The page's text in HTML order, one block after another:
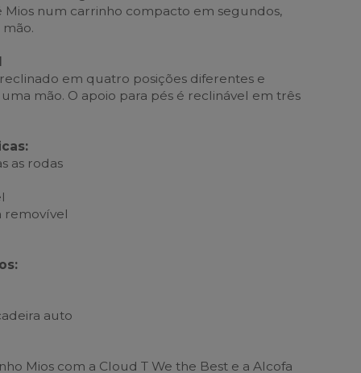
num carrinho compacto em segundos,
em quatro posições diferentes e
mão. O apoio para pés é reclinável em três
as rodas
removível
auto
Mios com a Cloud T We the Best e a Alcofa